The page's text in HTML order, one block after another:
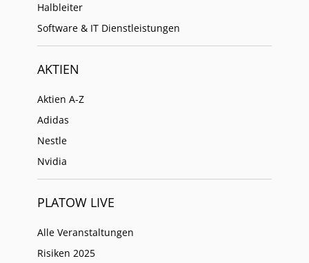
Halbleiter
Software & IT Dienstleistungen
AKTIEN
Aktien A-Z
Adidas
Nestle
Nvidia
PLATOW LIVE
Alle Veranstaltungen
Risiken 2025